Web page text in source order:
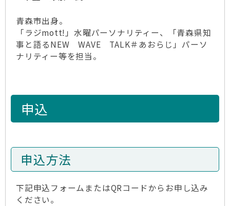
青森市出身。
「ラジmott!」水曜パーソナリティー、「青森県知
事と語るNEW WAVE TALK＃あおらじ」パーソ
ナリティー等を担当。
申込
申込方法
下記申込フォームまたはQRコードからお申し込み
ください。